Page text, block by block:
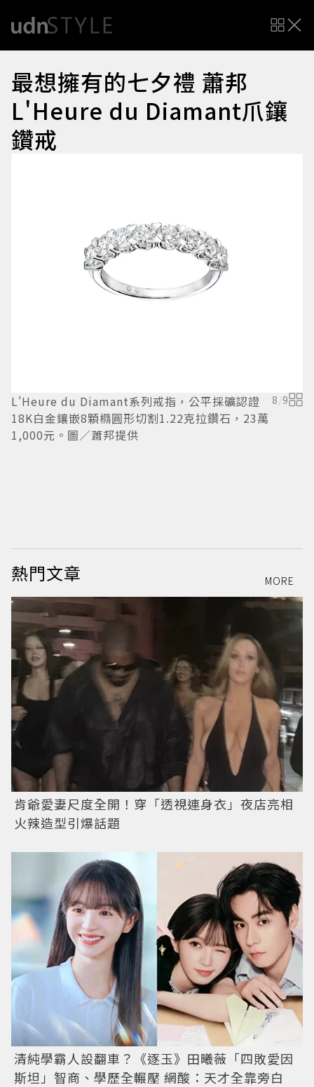
最想擁有的七夕禮 蕭邦
L'Heure du Diamant爪鑲
鑽戒
L'Heure du Diamant系列戒指，公平採礦認證
18K白金鑲嵌8顆橢圓形切割1.22克拉鑽石，23萬
1,000元。圖／蕭邦提供
8/9
熱門文章 MORE
肯爺愛妻尺度全開！穿「透視連身衣」夜店亮相
火辣造型引爆話題
清純學霸人設翻車？《逐玉》田曦薇「四敗愛因
斯坦」智商、學歷全輾壓 網酸：天才全靠旁白